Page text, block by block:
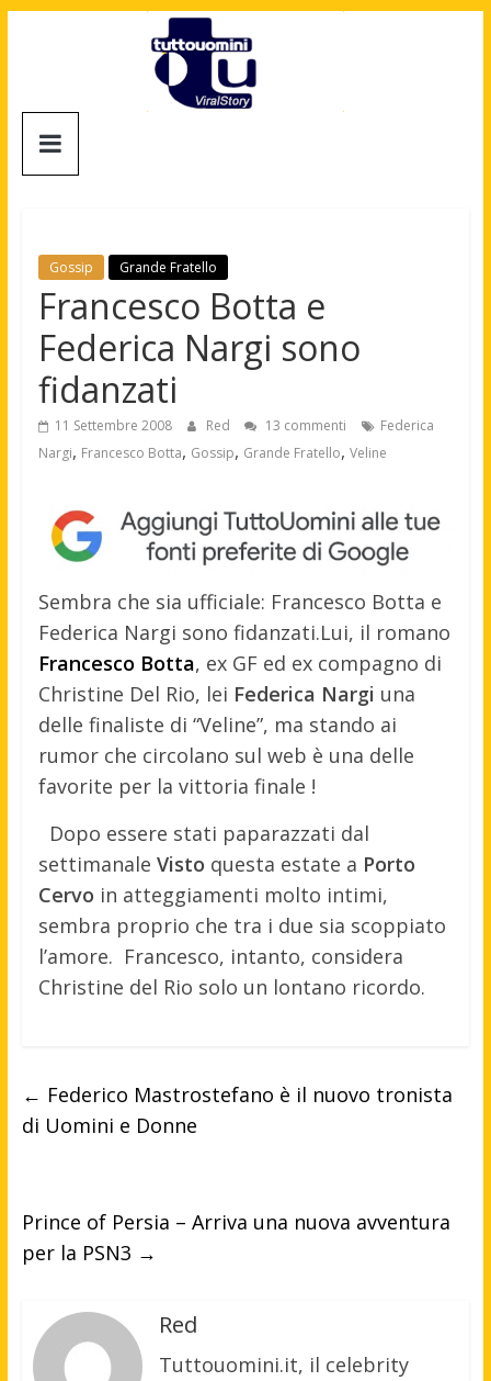
Tuttouomini
Motori,
gay
news
moda
maschile
Gossip Grande Fratello
Francesco Botta e
Federica Nargi sono
fidanzati
11 Settembre 2008 Red 13 commenti
Federica
Nargi, Francesco Botta, Gossip, Grande Fratello, Veline
Sembra che sia ufficiale: Francesco Botta e
Federica Nargi sono fidanzati.Lui, il romano
Francesco Botta, ex GF ed ex compagno di
Christine Del Rio, lei Federica Nargi una
delle finaliste di “Veline”, ma stando ai
rumor che circolano sul web è una delle
favorite per la vittoria finale !
Dopo essere stati paparazzati dal
settimanale Visto questa estate a Porto
Cervo in atteggiamenti molto intimi,
sembra proprio che tra i due sia scoppiato
l’amore. Francesco, intanto, considera
Christine del Rio solo un lontano ricordo.
← Federico Mastrostefano è il nuovo tronista
di Uomini e Donne
Prince of Persia – Arriva una nuova avventura
per la PSN3 →
Red
Tuttouomini.it, il celebrity